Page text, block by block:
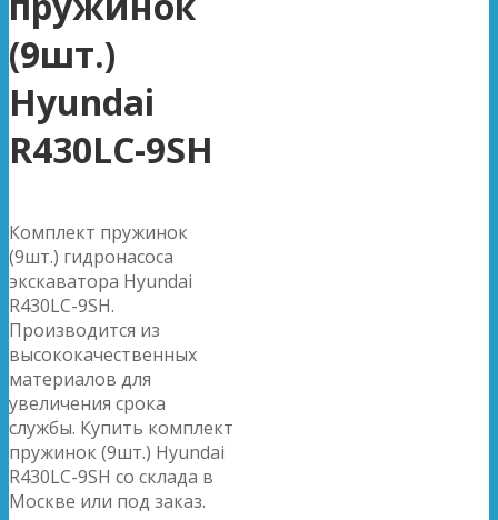
(9шт.)
Hyundai
R430LC-9SH
Комплект пружинок
(9шт.) гидронасоса
экскаватора Hyundai
R430LC-9SH.
Производится из
высококачественных
материалов для
увеличения срока
службы. Купить комплект
пружинок (9шт.) Hyundai
R430LC-9SH со склада в
Москве или под заказ.